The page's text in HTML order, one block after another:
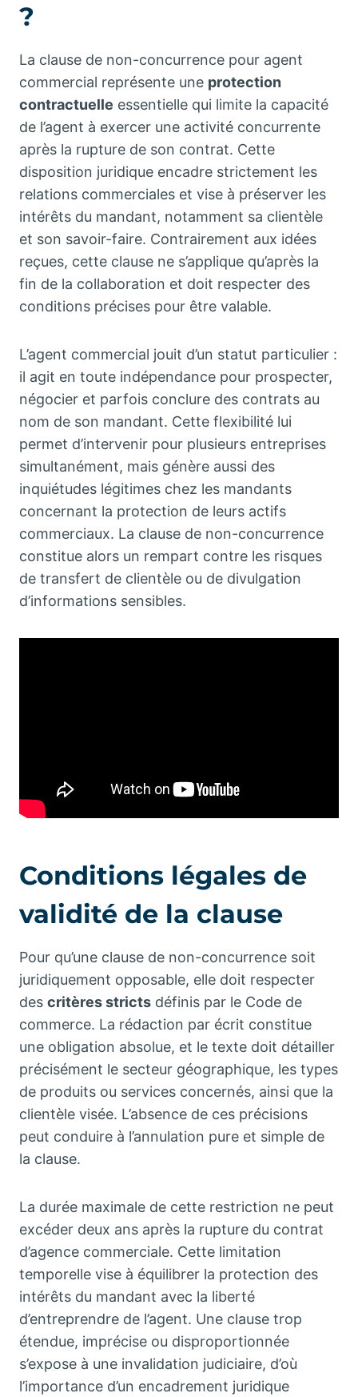
?
La clause de non-concurrence pour agent
commercial représente une protection
contractuelle essentielle qui limite la capacité
de l’agent à exercer une activité concurrente
après la rupture de son contrat. Cette
disposition juridique encadre strictement les
relations commerciales et vise à préserver les
intérêts du mandant, notamment sa clientèle
et son savoir-faire. Contrairement aux idées
reçues, cette clause ne s’applique qu’après la
fin de la collaboration et doit respecter des
conditions précises pour être valable.
L’agent commercial jouit d’un statut particulier :
il agit en toute indépendance pour prospecter,
négocier et parfois conclure des contrats au
nom de son mandant. Cette flexibilité lui
permet d’intervenir pour plusieurs entreprises
simultanément, mais génère aussi des
inquiétudes légitimes chez les mandants
concernant la protection de leurs actifs
commerciaux. La clause de non-concurrence
constitue alors un rempart contre les risques
de transfert de clientèle ou de divulgation
d’informations sensibles.
Conditions légales de
validité de la clause
Pour qu’une clause de non-concurrence soit
juridiquement opposable, elle doit respecter
des critères stricts définis par le Code de
commerce. La rédaction par écrit constitue
une obligation absolue, et le texte doit détailler
précisément le secteur géographique, les types
de produits ou services concernés, ainsi que la
clientèle visée. L’absence de ces précisions
peut conduire à l’annulation pure et simple de
la clause.
La durée maximale de cette restriction ne peut
excéder deux ans après la rupture du contrat
d’agence commerciale. Cette limitation
temporelle vise à équilibrer la protection des
intérêts du mandant avec la liberté
d’entreprendre de l’agent. Une clause trop
étendue, imprécise ou disproportionnée
s’expose à une invalidation judiciaire, d’où
l’importance d’un encadrement juridique